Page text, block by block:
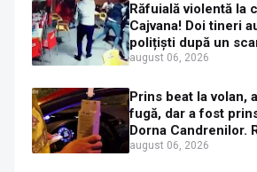
Răfuială violentă la
Cajvana! Doi tineri
polițiști după un
mașini distruse
august 06, 2026
Prins beat la volan,
fugă, dar a fost
Dorna Candrenilor.
etilotestului: 1,59
august 06, 2026